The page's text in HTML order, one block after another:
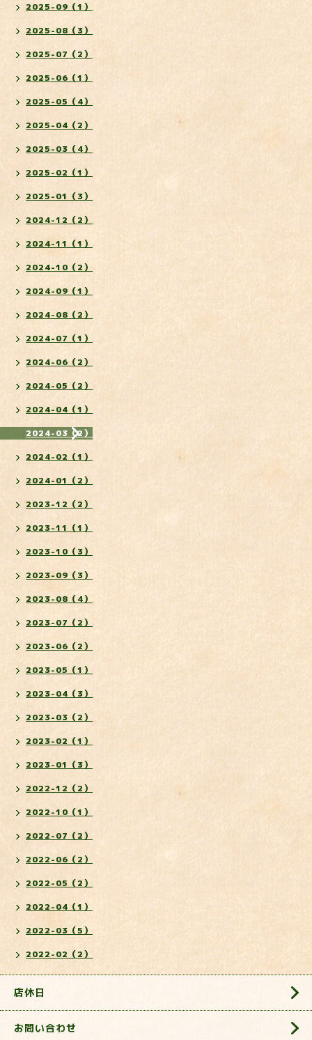
2025-09（1）
2025-08（3）
2025-07（2）
2025-06（1）
2025-05（4）
2025-04（2）
2025-03（4）
2025-02（1）
2025-01（3）
2024-12（2）
2024-11（1）
2024-10（2）
2024-09（1）
2024-08（2）
2024-07（1）
2024-06（2）
2024-05（2）
2024-04（1）
2024-03（2）
2024-02（1）
2024-01（2）
2023-12（2）
2023-11（1）
2023-10（3）
2023-09（3）
2023-08（4）
2023-07（2）
2023-06（2）
2023-05（1）
2023-04（3）
2023-03（2）
2023-02（1）
2023-01（3）
2022-12（2）
2022-10（1）
2022-07（2）
2022-06（2）
2022-05（2）
2022-04（1）
2022-03（5）
2022-02（2）
店休日
お問い合わせ